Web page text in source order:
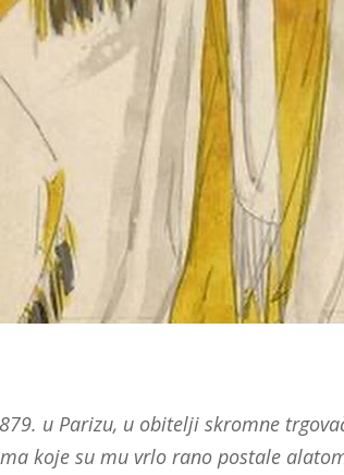
u Parizu, u obitelji skromne
koje su mu vrlo rano postale